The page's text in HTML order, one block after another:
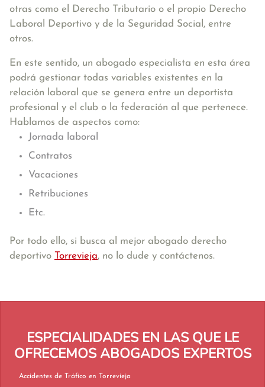
otras como el Derecho Tributario o el propio Derecho
Laboral Deportivo y de la Seguridad Social, entre
otros.
En este sentido, un abogado especialista en esta área
podrá gestionar todas variables existentes en la
relación laboral que se genera entre un deportista
profesional y el club o la federación al que pertenece.
Hablamos de aspectos como:
Jornada laboral
Contratos
Vacaciones
Retribuciones
Etc.
Por todo ello, si busca al mejor abogado derecho
deportivo Torrevieja, no lo dude y contáctenos.
ESPECIALIDADES EN LAS QUE LE
OFRECEMOS ABOGADOS EXPERTOS
Accidentes de Tráfico en Torrevieja